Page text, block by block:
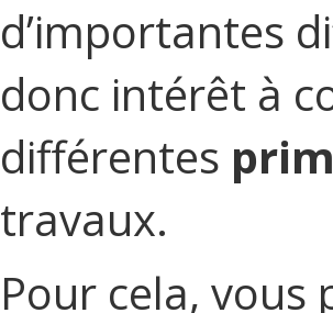
d’importantes
donc intérêt à
différentes
travaux.
Pour cela, vous